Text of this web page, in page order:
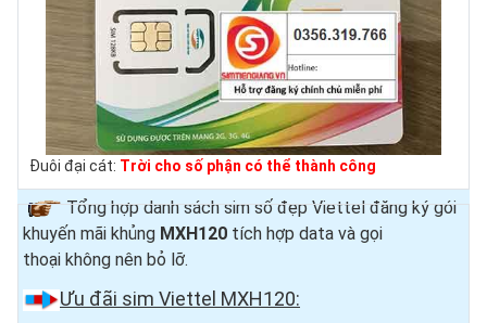
Đuôi đại cát: Trời cho số phận có thể thành công
Tổng hợp danh sách sim số đẹp Viettel đăng ký gói
khuyến mãi khủng MXH120 tích hợp data và gọi
thoại không nên bỏ lỡ.
Ưu đãi sim Viettel MXH120: